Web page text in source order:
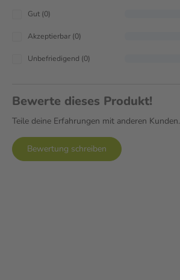
Gut (0)
Akzeptierbar (0)
Unbefriedigend (0)
Bewerte dieses Produkt!
Teile deine Erfahrungen mit anderen Kunden.
Bewertung schreiben